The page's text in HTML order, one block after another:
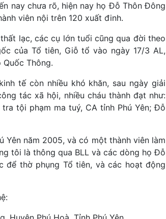
nay chưa rõ, hiện nay họ Đỗ Thôn Đông
viên nội trên 120 xuất đinh.
lạc, các cụ lớn tuổi cũng qua đời theo
của Tổ tiên, Giỗ tổ vào ngày 17/3 AL,
Thông.
tế còn nhiều khó khăn, sau ngày giải
tác xã hội, nhiều cháu thành đạt như:
tội phạm ma tuý, CA tỉnh Phú Yên; Đỗ
Yên năm 2005, và có một thành viên làm
tôi là thông qua BLL và các dòng họ Đỗ
thờ phụng Tổ tiên, và các hoạt động